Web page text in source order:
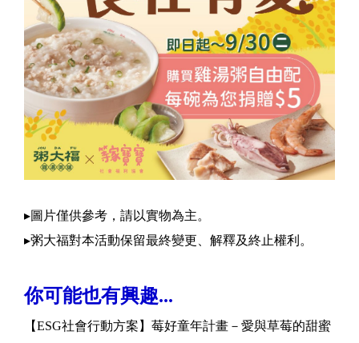
▸圖片僅供參考，請以實物為主。
▸粥大福對本活動保留最終變更、解釋及終止權利。
你可能也有興趣...
【ESG社會行動方案】莓好童年計畫－愛與草莓的甜蜜